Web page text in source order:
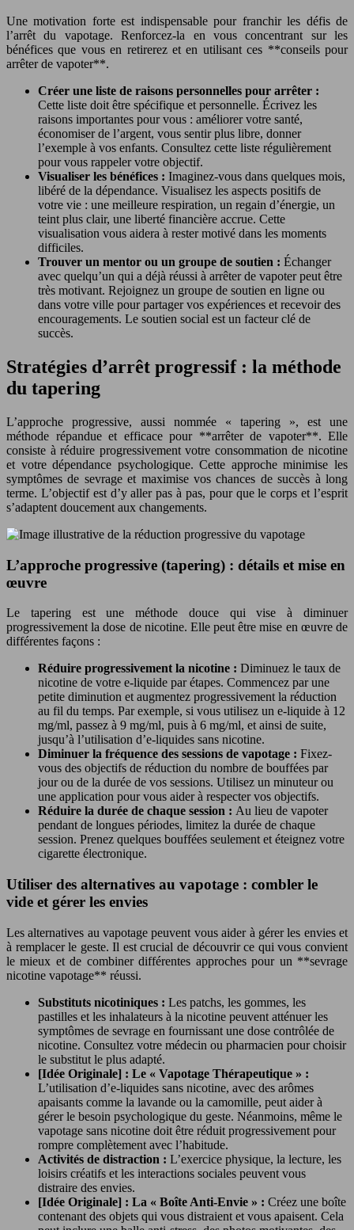
Une motivation forte est indispensable pour franchir les défis de
l’arrêt du vapotage. Renforcez-la en vous concentrant sur les
bénéfices que vous en retirerez et en utilisant ces **conseils pour
arrêter de vapoter**.
Créer une liste de raisons personnelles pour arrêter :
Cette liste doit être spécifique et personnelle. Écrivez les
raisons importantes pour vous : améliorer votre santé,
économiser de l’argent, vous sentir plus libre, donner
l’exemple à vos enfants. Consultez cette liste régulièrement
pour vous rappeler votre objectif.
Visualiser les bénéfices : Imaginez-vous dans quelques mois,
libéré de la dépendance. Visualisez les aspects positifs de
votre vie : une meilleure respiration, un regain d’énergie, un
teint plus clair, une liberté financière accrue. Cette
visualisation vous aidera à rester motivé dans les moments
difficiles.
Trouver un mentor ou un groupe de soutien : Échanger
avec quelqu’un qui a déjà réussi à arrêter de vapoter peut être
très motivant. Rejoignez un groupe de soutien en ligne ou
dans votre ville pour partager vos expériences et recevoir des
encouragements. Le soutien social est un facteur clé de
succès.
Stratégies d’arrêt progressif : la méthode
du tapering
L’approche progressive, aussi nommée « tapering », est une
méthode répandue et efficace pour **arrêter de vapoter**. Elle
consiste à réduire progressivement votre consommation de nicotine
et votre dépendance psychologique. Cette approche minimise les
symptômes de sevrage et maximise vos chances de succès à long
terme. L’objectif est d’y aller pas à pas, pour que le corps et l’esprit
s’adaptent doucement aux changements.
L’approche progressive (tapering) : détails et mise en
œuvre
Le tapering est une méthode douce qui vise à diminuer
progressivement la dose de nicotine. Elle peut être mise en œuvre de
différentes façons :
Réduire progressivement la nicotine : Diminuez le taux de
nicotine de votre e-liquide par étapes. Commencez par une
petite diminution et augmentez progressivement la réduction
au fil du temps. Par exemple, si vous utilisez un e-liquide à 12
mg/ml, passez à 9 mg/ml, puis à 6 mg/ml, et ainsi de suite,
jusqu’à l’utilisation d’e-liquides sans nicotine.
Diminuer la fréquence des sessions de vapotage : Fixez-
vous des objectifs de réduction du nombre de bouffées par
jour ou de la durée de vos sessions. Utilisez un minuteur ou
une application pour vous aider à respecter vos objectifs.
Réduire la durée de chaque session : Au lieu de vapoter
pendant de longues périodes, limitez la durée de chaque
session. Prenez quelques bouffées seulement et éteignez votre
cigarette électronique.
Utiliser des alternatives au vapotage : combler le
vide et gérer les envies
Les alternatives au vapotage peuvent vous aider à gérer les envies et
à remplacer le geste. Il est crucial de découvrir ce qui vous convient
le mieux et de combiner différentes approches pour un **sevrage
nicotine vapotage** réussi.
Substituts nicotiniques : Les patchs, les gommes, les
pastilles et les inhalateurs à la nicotine peuvent atténuer les
symptômes de sevrage en fournissant une dose contrôlée de
nicotine. Consultez votre médecin ou pharmacien pour choisir
le substitut le plus adapté.
[Idée Originale] : Le « Vapotage Thérapeutique » :
L’utilisation d’e-liquides sans nicotine, avec des arômes
apaisants comme la lavande ou la camomille, peut aider à
gérer le besoin psychologique du geste. Néanmoins, même le
vapotage sans nicotine doit être réduit progressivement pour
rompre complètement avec l’habitude.
Activités de distraction : L’exercice physique, la lecture, les
loisirs créatifs et les interactions sociales peuvent vous
distraire des envies.
[Idée Originale] : La « Boîte Anti-Envie » : Créez une boîte
contenant des objets qui vous distraient et vous apaisent. Cela